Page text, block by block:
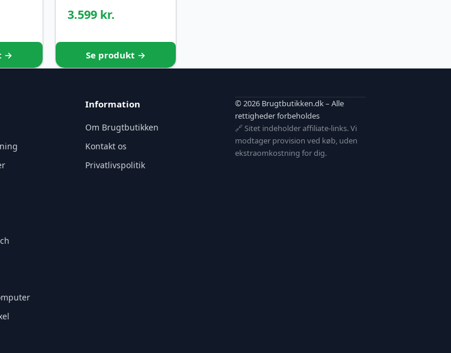
→
3.599 kr.
Se produkt →
Information
Om Brugtbutikken
Kontakt os
Privatlivspolitik
© 2026 Brugtbutikken.dk – Alle
rettigheder forbeholdes
🔗 Sitet indeholder affiliate-links. Vi
modtager provision ved køb, uden
ekstraomkostning for dig.